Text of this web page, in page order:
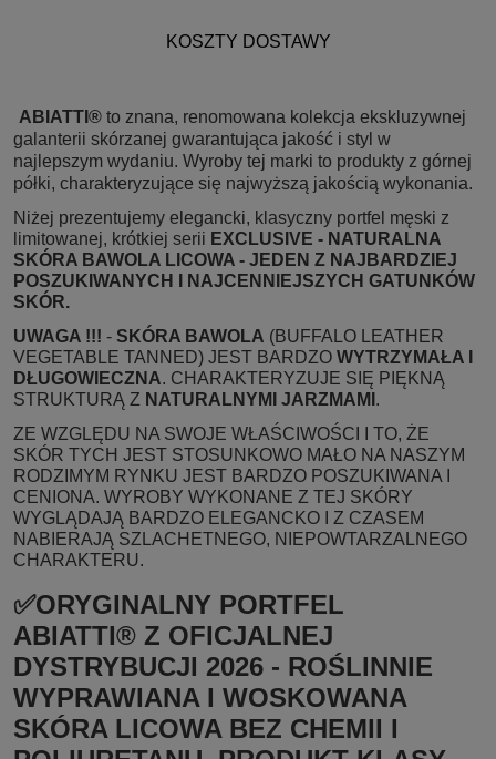
KOSZTY DOSTAWY
ABIATTI® to znana, renomowana kolekcja ekskluzywnej
galanterii skórzanej gwarantująca jakość i styl w
najlepszym wydaniu. Wyroby tej marki to produkty z górnej
półki, charakteryzujące się najwyższą jakością wykonania.
Niżej prezentujemy elegancki, klasyczny portfel męski z
limitowanej, krótkiej serii EXCLUSIVE - NATURALNA
SKÓRA BAWOLA LICOWA - JEDEN Z NAJBARDZIEJ
POSZUKIWANYCH I NAJCENNIEJSZYCH GATUNKÓW
SKÓR.
UWAGA !!! - SKÓRA BAWOLA (BUFFALO LEATHER
VEGETABLE TANNED) JEST BARDZO WYTRZYMAŁA I
DŁUGOWIECZNA. CHARAKTERYZUJE SIĘ PIĘKNĄ
STRUKTURĄ Z NATURALNYMI JARZMAMI .
ZE WZGLĘDU NA SWOJE WŁAŚCIWOŚCI I TO, ŻE
SKÓR TYCH JEST STOSUNKOWO MAŁO NA NASZYM
RODZIMYM RYNKU JEST BARDZO POSZUKIWANA I
CENIONA. WYROBY WYKONANE Z TEJ SKÓRY
WYGLĄDAJĄ BARDZO ELEGANCKO I Z CZASEM
NABIERAJĄ SZLACHETNEGO, NIEPOWTARZALNEGO
CHARAKTERU.
✅ORYGINALNY PORTFEL
ABIATTI® Z OFICJALNEJ
DYSTRYBUCJI 2026 - ROŚLINNIE
WYPRAWIANA I WOSKOWANA
SKÓRA LICOWA BEZ CHEMII I